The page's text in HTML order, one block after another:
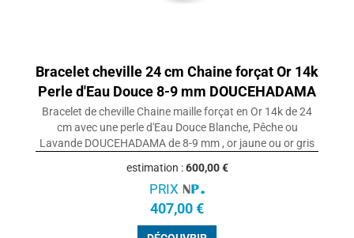
Bracelet cheville 24 cm Chaine forçat Or 14k
Perle d'Eau Douce 8-9 mm DOUCEHADAMA
Bracelet de cheville Chaine maille forçat en Or 14k de 24
cm avec une perle d'Eau Douce Blanche, Pêche ou
Lavande DOUCEHADAMA de 8-9 mm , or jaune ou or gris
estimation :600,00 €
PRIX
407,00 €